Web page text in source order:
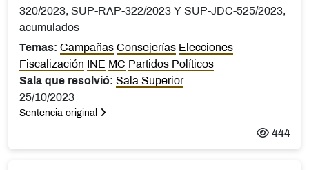
320/2023, SUP-RAP-322/2023 Y SUP-JDC-525/2023,
acumulados
Temas: Campañas Consejerías Elecciones
Fiscalización
INE MC Partidos Políticos
Sala que resolvió: Sala Superior
25/10/2023
Sentencia original
444